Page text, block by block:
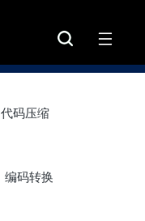
代码压缩
编码转换